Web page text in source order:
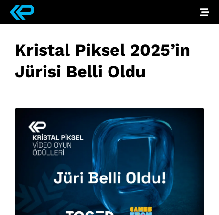
Kristal Piksel 2025’in
Jürisi Belli Oldu